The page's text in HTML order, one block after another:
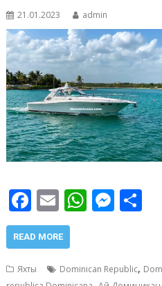
21.01.2023 admin
F
ac
e
b
E
m
ai
l
W
h
s
M
e
e р
READ MORE
Яхты Dominican Republic,